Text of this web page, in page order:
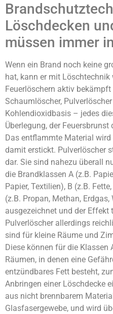
Löschdecken
müssen immer
Wenn ein Brand noch keine
hat, kann er mit Löschtechnik
Feuerlöschern aktiv
Schaumlöscher,
Kohlendioxidbasis – jedes
Überlegung, der
Das entflammte Material
damit erstickt. Pulverlöscher
dar. Sie sind nahezu überall
die Brandklassen A (z.B.
Papier, Textilien), B (z.B.
(z.B. Propan, Methan,
ausgezeichnet und der
Pulverlöscher allerdings
sind für kleine Räume und
Diese können für die Klassen
Räumen, in denen eine
entzündbares Fett besteht,
Anbringen einer Löschdecke
aus nicht brennbarem
Glasfasergewebe, und wird